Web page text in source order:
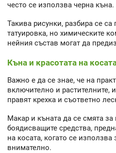
често се използва черна къна.
Такива рисунки, разбира се
татуировка, но химическите
нейния състав могат да
Къна и красотата на
Важно е да се знае, че на
включително и растителните,
правят крехка и съответно
Макар и къната да се смята
боядисващите средства,
на косата, когато се използва
внимателно.